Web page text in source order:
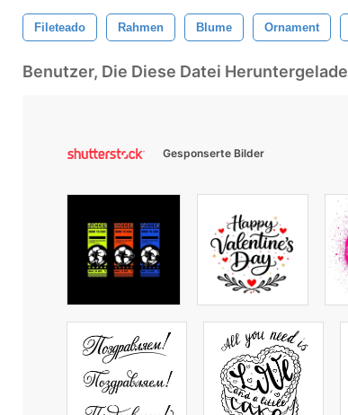
Fileteado Rahmen Blume Ornament
Benutzer, Die Diese Datei
Gesponserte Bilder